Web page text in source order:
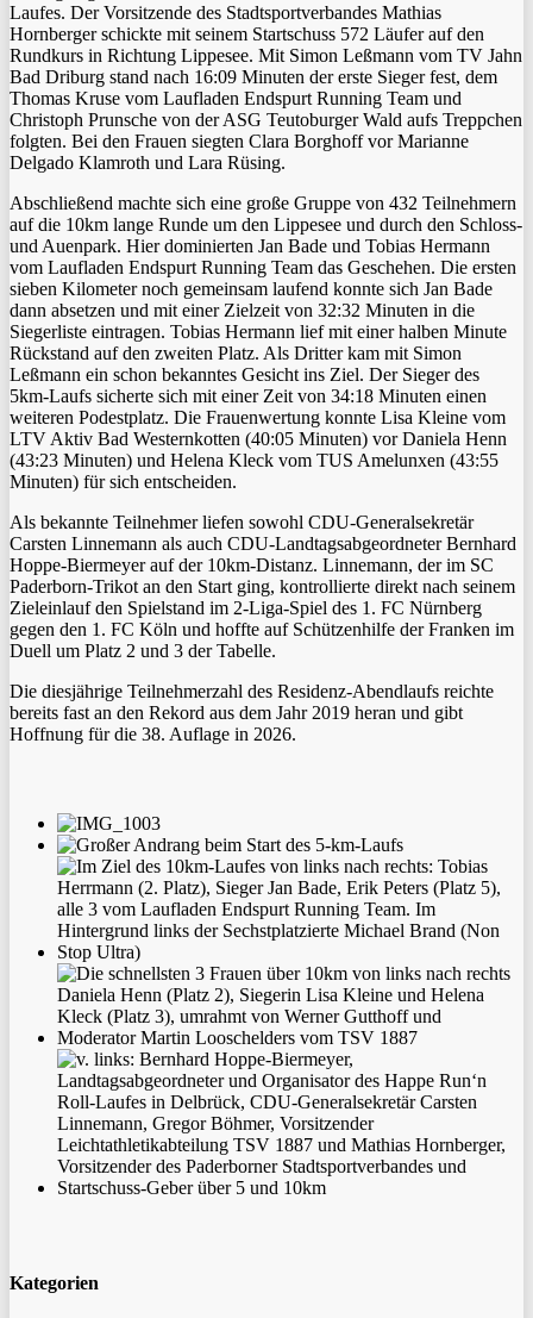
Laufes. Der Vorsitzende des Stadtsportverbandes Mathias
Hornberger schickte mit seinem Startschuss 572 Läufer auf den
Rundkurs in Richtung Lippesee. Mit Simon Leßmann vom TV Jahn
Bad Driburg stand nach 16:09 Minuten der erste Sieger fest, dem
Thomas Kruse vom Laufladen Endspurt Running Team und
Christoph Prunsche von der ASG Teutoburger Wald aufs Treppchen
folgten. Bei den Frauen siegten Clara Borghoff vor Marianne
Delgado Klamroth und Lara Rüsing.
Abschließend machte sich eine große Gruppe von 432 Teilnehmern
auf die 10km lange Runde um den Lippesee und durch den Schloss-
und Auenpark. Hier dominierten Jan Bade und Tobias Hermann
vom Laufladen Endspurt Running Team das Geschehen. Die ersten
sieben Kilometer noch gemeinsam laufend konnte sich Jan Bade
dann absetzen und mit einer Zielzeit von 32:32 Minuten in die
Siegerliste eintragen. Tobias Hermann lief mit einer halben Minute
Rückstand auf den zweiten Platz. Als Dritter kam mit Simon
Leßmann ein schon bekanntes Gesicht ins Ziel. Der Sieger des
5km-Laufs sicherte sich mit einer Zeit von 34:18 Minuten einen
weiteren Podestplatz. Die Frauenwertung konnte Lisa Kleine vom
LTV Aktiv Bad Westernkotten (40:05 Minuten) vor Daniela Henn
(43:23 Minuten) und Helena Kleck vom TUS Amelunxen (43:55
Minuten) für sich entscheiden.
Als bekannte Teilnehmer liefen sowohl CDU-Generalsekretär
Carsten Linnemann als auch CDU-Landtagsabgeordneter Bernhard
Hoppe-Biermeyer auf der 10km-Distanz. Linnemann, der im SC
Paderborn-Trikot an den Start ging, kontrollierte direkt nach seinem
Zieleinlauf den Spielstand im 2-Liga-Spiel des 1. FC Nürnberg
gegen den 1. FC Köln und hoffte auf Schützenhilfe der Franken im
Duell um Platz 2 und 3 der Tabelle.
Die diesjährige Teilnehmerzahl des Residenz-Abendlaufs reichte
bereits fast an den Rekord aus dem Jahr 2019 heran und gibt
Hoffnung für die 38. Auflage in 2026.
Kategorien